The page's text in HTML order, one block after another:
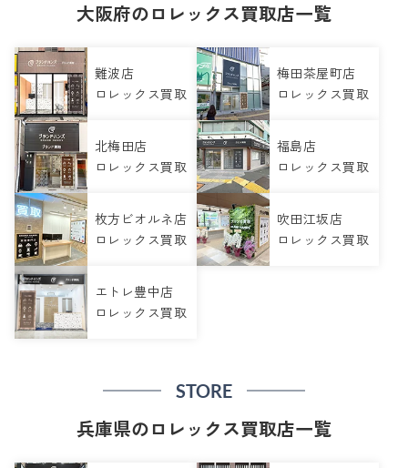
大阪府のロレックス買取店一覧
難波店
ロレックス買取
梅田茶屋町店
ロレックス買取
北梅田店
ロレックス買取
福島店
ロレックス買取
枚方ビオルネ店
ロレックス買取
吹田江坂店
ロレックス買取
エトレ豊中店
ロレックス買取
STORE
兵庫県のロレックス買取店一覧